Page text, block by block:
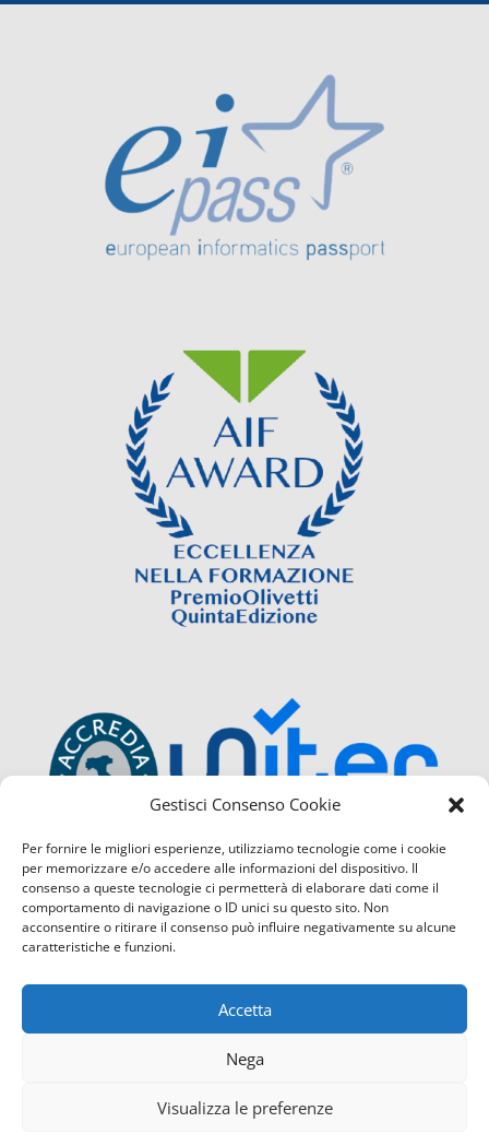
Gestisci Consenso Cookie
Per fornire le migliori esperienze, utilizziamo tecnologie come i cookie
per memorizzare e/o accedere alle informazioni del dispositivo. Il
consenso a queste tecnologie ci permetterà di elaborare dati come il
comportamento di navigazione o ID unici su questo sito. Non
acconsentire o ritirare il consenso può influire negativamente su alcune
caratteristiche e funzioni.
Accetta
Nega
Visualizza le preferenze
Confcommercio Cosenza é certificata con il Sistema di